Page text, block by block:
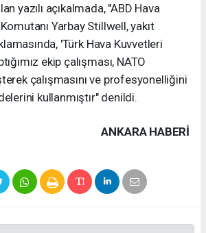
yazılı açıkalmada, "ABD Hava
Yarbay Stillwell, yakıt
'Türk Hava Kuvvetleri
ekip çalışması, NATO
çalışmasını ve profesyonelliğini
kullanmıştır" denildi.
ANKARA HABERİ